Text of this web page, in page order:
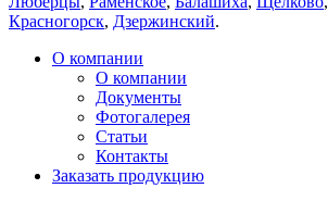
Красногорск, Дзержинский.
О компании
О компании
Документы
Фотогалерея
Статьи
Контакты
Заказать продукцию